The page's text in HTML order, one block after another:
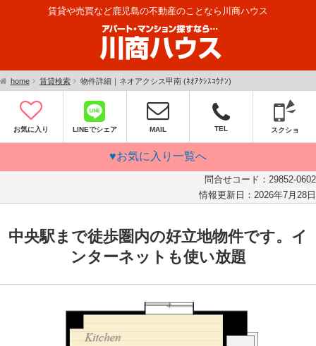
賃貸や売買など鹿児島の不動産のことなら川商ハウス
home 賃貸検索 物件詳細｜ネオアクシス甲南 (ﾈｵｱｸｼｽｺｳﾅﾝ)
お気に入り LINEでシェア MAIL TEL スクショ
♥お気に入り一覧へ
問合せコード： 29852-0602
情報更新日： 2026年7月28日
中央駅まで徒歩圏内の好立地物件です。イ
ンターネットも使い放題